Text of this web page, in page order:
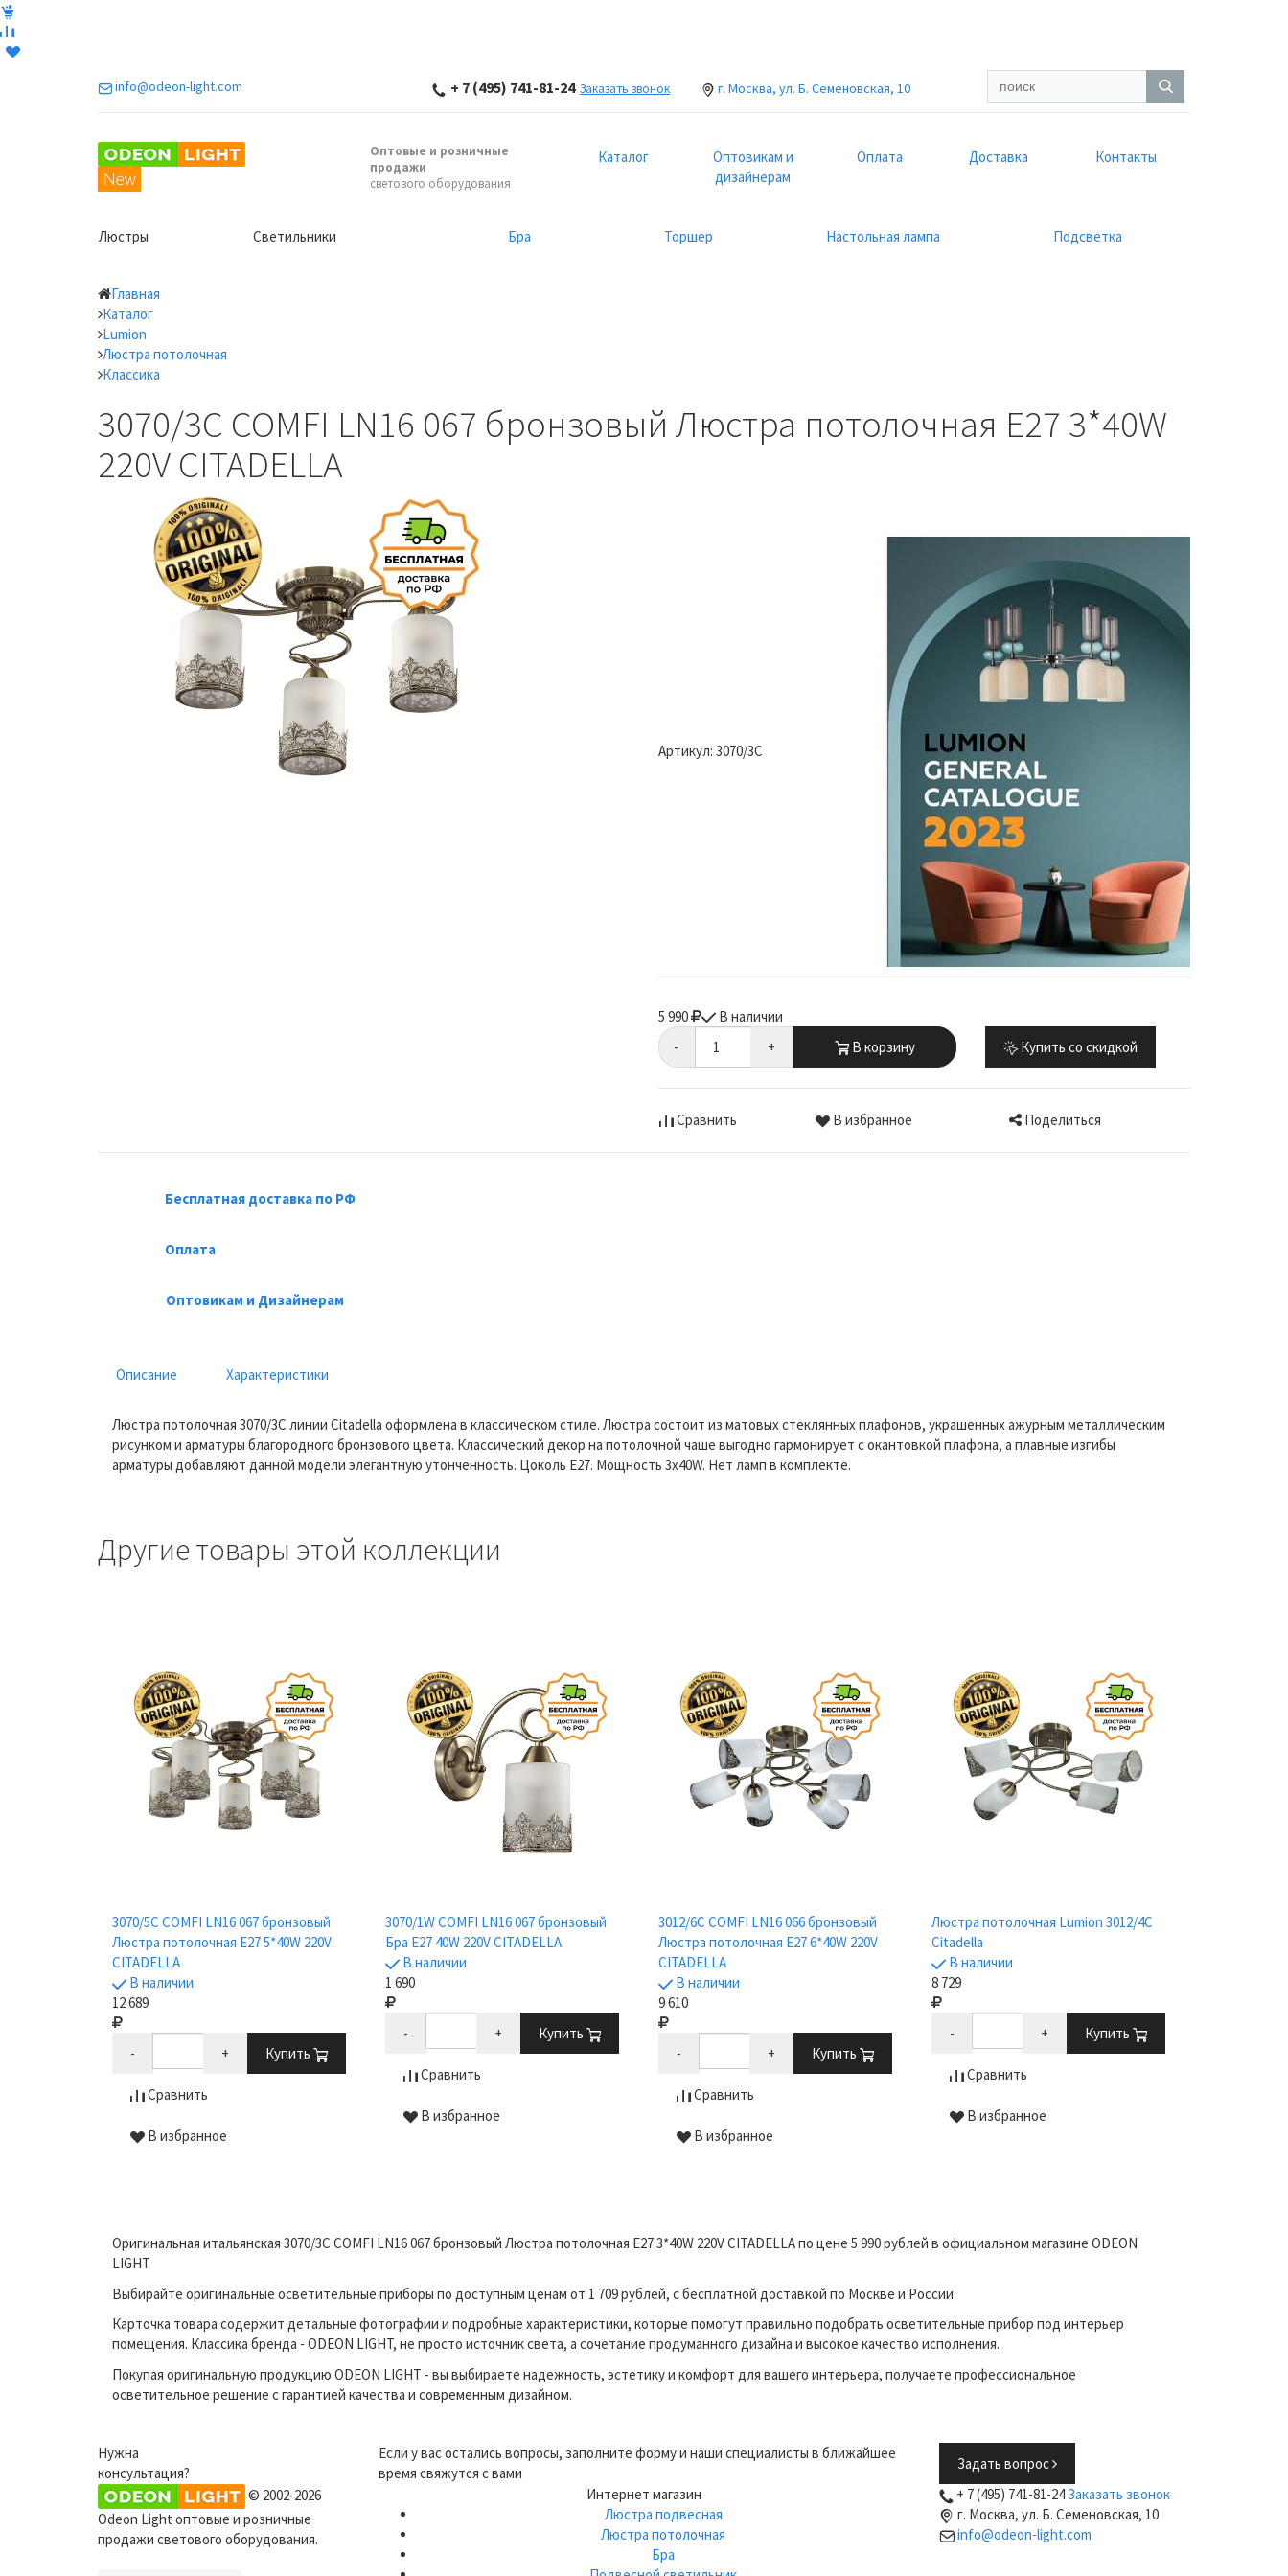
info@odeon-light.com + 7 (495) 741-81-24 Заказать звонок г. Москва, ул. Б. Семеновская, 10
Оптовые и розничные
продажи
светового оборудования
Каталог
Оптовикам и
дизайнерам
Оплата Доставка Контакты
Люстры Светильники Бра Торшер Настольная лампа Подсветка
Главная
Каталог
Lumion
Люстра потолочная
Классика
3070/3C COMFI LN16 067 бронзовый Люстра потолочная E27 3*40W
220V CITADELLA
Артикул: 3070/3C
5 990
В наличии
-
+ В корзину Купить со скидкой
Сравнить В избранное Поделиться
Бесплатная доставка по РФ
Оплата
Оптовикам и Дизайнерам
Описание Характеристики
Люстра потолочная 3070/3C линии Citadella оформлена в классическом стиле. Люстра состоит из матовых стеклянных плафонов, украшенных ажурным металлическим
рисунком и арматуры благородного бронзового цвета. Классический декор на потолочной чаше выгодно гармонирует с окантовкой плафона, а плавные изгибы
арматуры добавляют данной модели элегантную утонченность. Цоколь E27. Мощность 3x40W. Нет ламп в комплекте.
Другие товары этой коллекции
3070/5C COMFI LN16 067 бронзовый
Люстра потолочная E27 5*40W 220V
CITADELLA
В наличии
12 689
- + Купить
Сравнить
В избранное
3070/1W COMFI LN16 067 бронзовый
Бра E27 40W 220V CITADELLA
В наличии
1 690
- + Купить
Сравнить
В избранное
3012/6C COMFI LN16 066 бронзовый
Люстра потолочная E27 6*40W 220V
CITADELLA
В наличии
9 610
- + Купить
Сравнить
В избранное
Люстра потолочная Lumion 3012/4C
Citadella
В наличии
8 729
- + Купить
Сравнить
В избранное
Оригинальная итальянская 3070/3C COMFI LN16 067 бронзовый Люстра потолочная E27 3*40W 220V CITADELLA по цене 5 990 рублей в официальном магазине ODEON
LIGHT
Выбирайте оригинальные осветительные приборы по доступным ценам от 1 709 рублей, с бесплатной доставкой по Москве и России.
Карточка товара содержит детальные фотографии и подробные характеристики, которые помогут правильно подобрать осветительные прибор под интерьер
помещения. Классика бренда - ODEON LIGHT, не просто источник света, а сочетание продуманного дизайна и высокое качество исполнения.
Покупая оригинальную продукцию ODEON LIGHT - вы выбираете надежность, эстетику и комфорт для вашего интерьера, получаете профессиональное
осветительное решение с гарантией качества и современным дизайном.
Нужна
консультация?
Если у вас остались вопросы, заполните форму и наши специалисты в ближайшее
время свяжутся с вами
Задать вопрос
© 2002-2026
Odeon Light оптовые и розничные
продажи светового оборудования.
Интернет магазин
Люстра подвесная
Люстра потолочная
Бра
+ 7 (495) 741-81-24Заказать звонок
г. Москва, ул. Б. Семеновская, 10
info@odeon-light.com